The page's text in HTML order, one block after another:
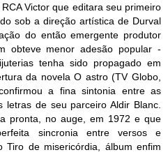
Victor que editara seu primeiro
sob a direção artística de Durval
do então emergente produtor
obteve menor adesão popular -
tenha sido propagado em
da novela O astro (TV Globo,
a fina sintonia entre as
letras de seu parceiro Aldir Blanc.
pronta, no auge, em 1972 e que
sincronia entre versos e
Tiro de misericórdia, álbum enfim